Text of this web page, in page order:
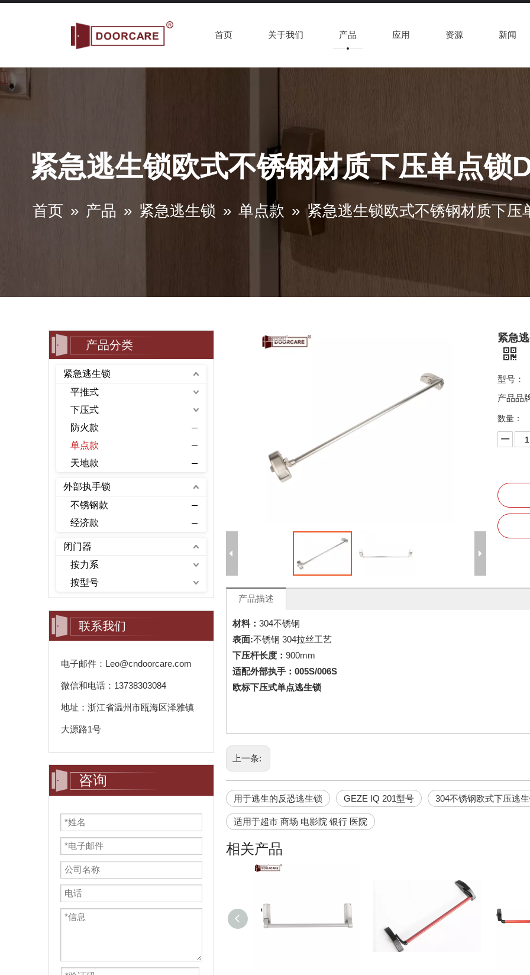
首页 关于我们 产品 应用 资源 新闻
紧急逃生锁欧式不锈钢材质下压单点锁
首页 » 产品 » 紧急逃生锁 » 单点款 » 紧急逃生锁欧式不锈钢材质下压
产品分类
紧急逃生锁
平推式
下压式
防火款
单点款
天地款
外部执手锁
不锈钢款
经济款
闭门器
按力系
按型号
联系我们
电子邮件：Leo@cndoorcare.com
微信和电话：13738303084
地址：浙江省温州市瓯海区泽雅镇
大源路1号
咨询
紧急
型号：
产品品
数量：
产品描述
材料： 304不锈钢
表面:不锈钢 304拉丝工艺
下压杆长度： 900mm
适配外部执手：005S/006S
欧标下压式单点逃生锁
上一条:
用于逃生的反恐逃生锁 GEZE IQ 201型号 304不锈钢欧式下压逃
适用于超市 商场 电影院 银行 医院
相关产品